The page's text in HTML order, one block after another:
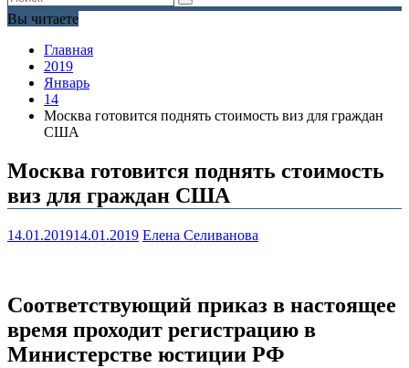
Вы читаете
Главная
2019
Январь
14
Москва готовится поднять стоимость виз для граждан
США
Москва готовится поднять стоимость
виз для граждан США
14.01.201914.01.2019 Елена Селиванова
Соответствующий приказ в настоящее
время проходит регистрацию в
Министерстве юстиции РФ